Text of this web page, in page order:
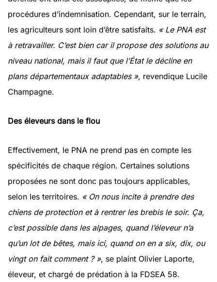
procédures d’indemnisation. Cependant, sur le terrain,
les agriculteurs sont loin d’être satisfaits. « Le PNA est
à retravailler. C’est bien car il propose des solutions au
niveau national, mais il faut que l’État le décline en
plans départementaux adaptables », revendique Lucile
Champagne.
Des éleveurs dans le flou
Effectivement, le PNA ne prend pas en compte les
spécificités de chaque région. Certaines solutions
proposées ne sont donc pas toujours applicables,
selon les territoires. « On nous incite à prendre des
chiens de protection et à rentrer les brebis le soir. Ça,
c’est possible dans les alpages, quand l’éleveur n’a
qu’un lot de bêtes, mais ici, quand on en a six, dix, ou
vingt on fait comment ? », se plaint Olivier Laporte,
éleveur, et chargé de prédation à la FDSEA 58.